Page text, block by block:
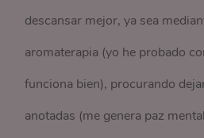
descansar mejor, ya sea
aromaterapia (yo he probado
funciona bien), procurando
anotadas (me genera paz